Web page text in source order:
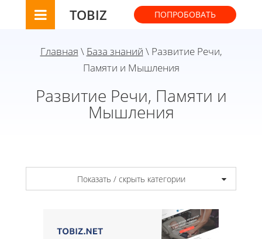
TOBIZ ПОПРОБОВАТЬ
Главная \ База знаний \ Развитие Речи,
Памяти и Мышления
Развитие Речи, Памяти и
Мышления
Показать / скрыть категории